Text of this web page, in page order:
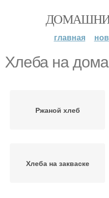
главная
Хлеба на
Ржаной хлеб
Хлеба на закваске